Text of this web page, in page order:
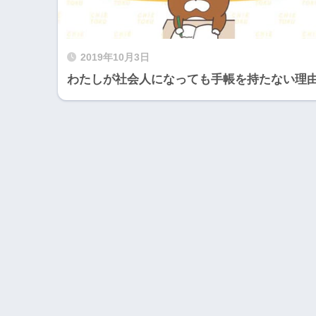
2019年10月3日
わたしが社会人になっても手帳を持たない理